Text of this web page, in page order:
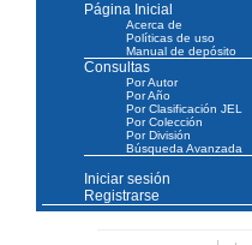
Página Inicial
Acerca de
Políticas de uso
Manual de depósito
Consultas
Por Autor
Por Año
Por Clasificación JEL
Por Colección
Por División
Búsqueda Avanzada
Iniciar sesión
Registrarse